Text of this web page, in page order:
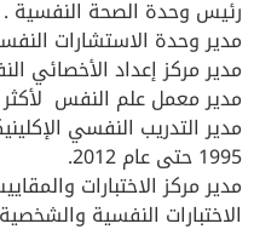
رئيس وحدة الصحة النفسية .
مدير وحدة الاستشارات
مدير مركز إعداد الأخصائي
مدير معمل علم النفس لأكثر من
مدير التدريب النفسي
1995 حتى عام 2012.
مدير مركز الاختبارات
الاختبارات النفسية